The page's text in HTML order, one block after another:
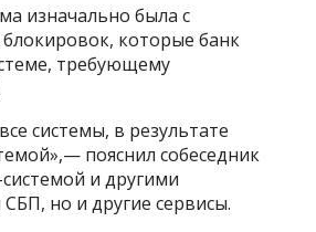
изначально была с
которые банк
требующему
системы, в результате
пояснил собеседник
и другими
но и другие сервисы.